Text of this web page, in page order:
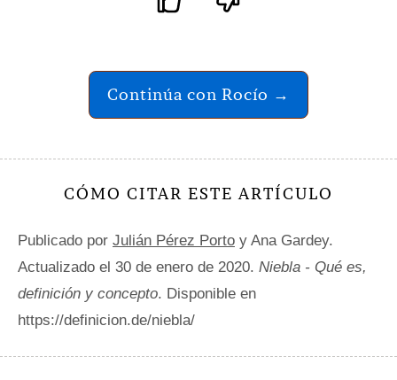
Continúa con Rocío →
CÓMO CITAR ESTE ARTÍCULO
Publicado por Julián Pérez Porto y Ana Gardey.
Actualizado el 30 de enero de 2020. Niebla - Qué es,
definición y concepto. Disponible en
https://definicion.de/niebla/